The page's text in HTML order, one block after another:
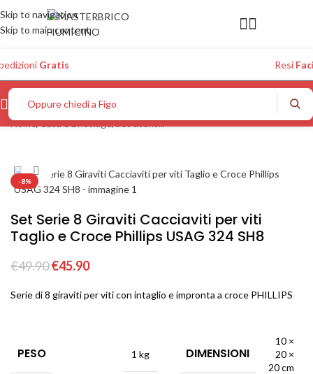
Skip to navigation
Skip to main content
Gratis Resi
Oppure chiedi a Figo...
Home/Casa e Bricolage/Set utensili
-8%
Click to enlarge
Set Serie 8 Giraviti Cacciaviti per viti
Taglio e Croce Phillips USAG 324 SH8
€49.90€45.90
Serie di 8 giraviti per viti con intaglio e impronta a croce PHILLIPS
PESO 1 kg DIMENSIONI
10 ×
20 ×
20 cm